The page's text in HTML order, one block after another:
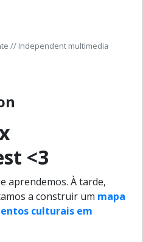
<3
aprendemos. À tarde,
a construir um mapa
culturais em
// Independent multimedia